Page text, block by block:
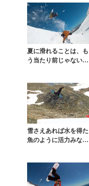
夏に滑れることは、も
う当たり前じゃない。
過ごしたサマードリ...
雪さえあれば水を得た
魚のように活力みなぎ